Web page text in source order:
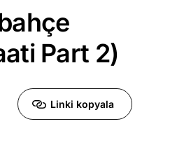
Part 2)
Linki kopyala